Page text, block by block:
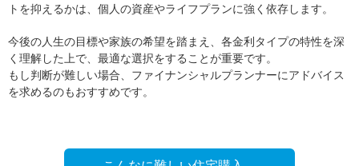
トを抑えるかは、個人の資産やライフプランに強く依存します。
今後の人生の目標や家族の希望を踏まえ、各金利タイプの特性を深
く理解した上で、最適な選択をすることが重要です。
もし判断が難しい場合、ファイナンシャルプランナーにアドバイス
を求めるのもおすすめです。